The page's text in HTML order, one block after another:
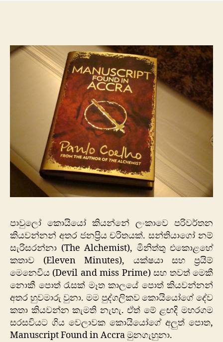
පාවුලෝ කොයියෝ කියන්නේ ලංකාවෙ පරිවර්තන
කියවන්නන් අතර ජනප්‍රිය චරිතයක්. සන්තියාගෝ නම්
සැරිසරන්නා (The Alchemist), මිනිත්තු එකොළහේ
කතාව (Eleven Minutes), යක්ෂයා සහ ප්‍රයිම්
මෙනෙවිය (Devil and miss Prime) සහ තවත් මෙකී
නොකී පොත් රැසක් මෑත කාලයේ පොත් කියවන්නන්
අතර හුවමාරු වුනා. මම පුද්ගලිකව කොයියෝගේ දේව
කතා කියවන්න කැමති නැහැ. ඒත් මේ ළඟදි මහරගම
සරසවියට ගිය වෙලාවක කොයියෝගේ අලුත් පොත,
Manuscript Found in Accra මුනගැහුනා.